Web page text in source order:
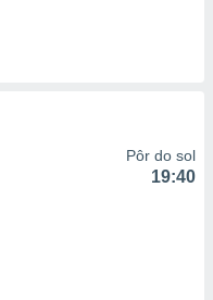
Pôr do sol
19:40